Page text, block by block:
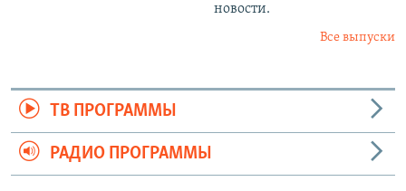
новости.
Все выпуски
ТВ ПРОГРАММЫ
РАДИО ПРОГРАММЫ